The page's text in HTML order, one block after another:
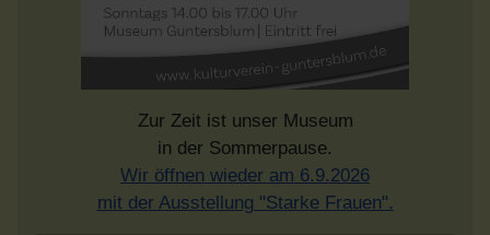
Zur Zeit ist unser Museum
in der Sommerpause.
Wir öffnen wieder am 6.9.2026
mit der Ausstellung "Starke Frauen".